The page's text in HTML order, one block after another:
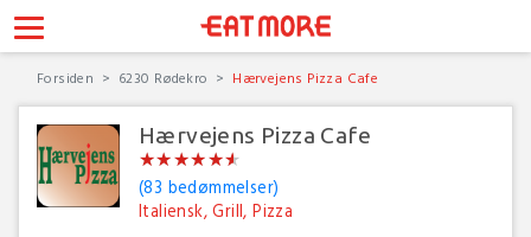
Forsiden 6230 Rødekro Hærvejens Pizza Cafe
Hærvejens Pizza Cafe
★★★★★★
★★★★★★
(83 bedømmelser)
Italiensk, Grill, Pizza